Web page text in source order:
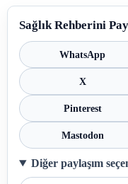
Sağlık Rehberini
WhatsApp
X
Pinterest
Mastodon
Diğer paylaşım